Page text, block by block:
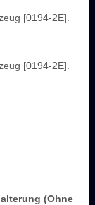
[0194-2E].
[0194-2E].
(Ohne